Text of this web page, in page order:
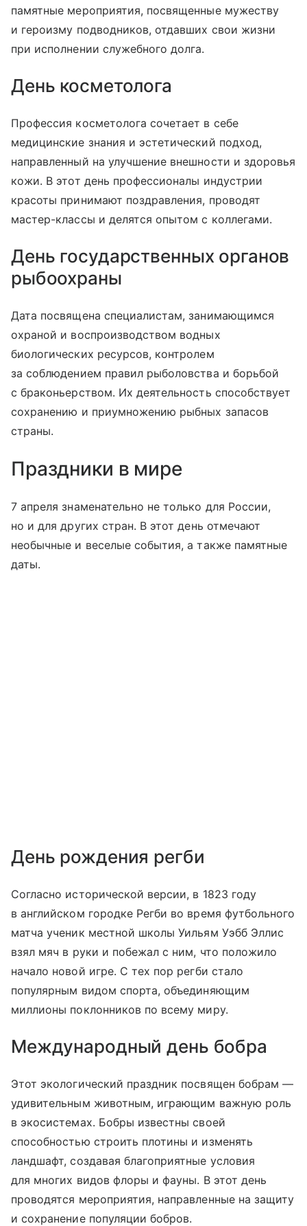
памятные мероприятия, посвященные мужеству
и героизму подводников, отдавших свои жизни
при исполнении служебного долга.​
День косметолога
Профессия косметолога сочетает в себе
медицинские знания и эстетический подход,
направленный на улучшение внешности и здоровья
кожи. В этот день профессионалы индустрии
красоты принимают поздравления, проводят
мастер-классы и делятся опытом с коллегами.​
День государственных органов
рыбоохраны
Дата посвящена специалистам, занимающимся
охраной и воспроизводством водных
биологических ресурсов, контролем
за соблюдением правил рыболовства и борьбой
с браконьерством. Их деятельность способствует
сохранению и приумножению рыбных запасов
страны.​
Праздники в мире
7 апреля знаменательно не только для России,
но и для других стран. В этот день отмечают
необычные и веселые события, а также памятные
даты.
День рождения регби
Согласно исторической версии, в 1823 году
в английском городке Регби во время футбольного
матча ученик местной школы Уильям Уэбб Эллис
взял мяч в руки и побежал с ним, что положило
начало новой игре. С тех пор регби стало
популярным видом спорта, объединяющим
миллионы поклонников по всему миру.
Международный день бобра
Этот экологический праздник посвящен бобрам —
удивительным животным, играющим важную роль
в экосистемах. Бобры известны своей
способностью строить плотины и изменять
ландшафт, создавая благоприятные условия
для многих видов флоры и фауны. В этот день
проводятся мероприятия, направленные на защиту
и сохранение популяции бобров.​